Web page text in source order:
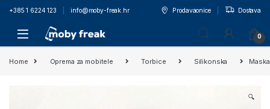
+385 1 6224 123 info@moby-freak.hr Prodavaonice Dostava
0
Home Oprema za mobitele Torbice Silikonska
🔍